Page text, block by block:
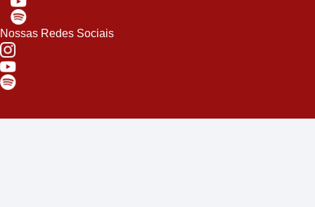
Nossas Redes Sociais